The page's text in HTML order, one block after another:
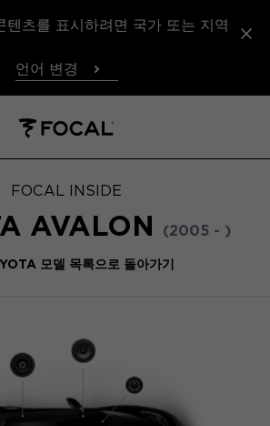
텐츠를 표시하려면 국가 또는 지역
언어 변경
FOCAL INSIDE
AVALON (2005 - )
모델 목록으로 돌아가기